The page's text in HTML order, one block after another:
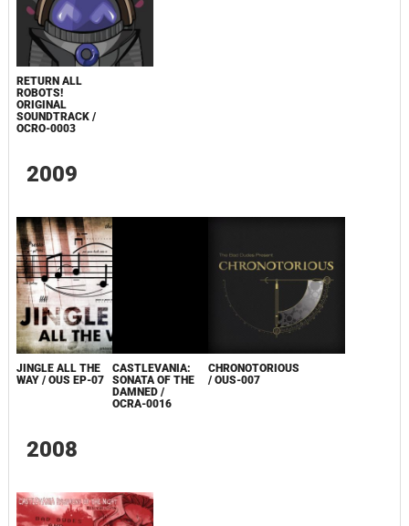
RETURN ALL
ROBOTS!
ORIGINAL
SOUNDTRACK /
OCRO-0003
2009
JINGLE ALL THE
WAY / OUS EP-07
CASTLEVANIA:
SONATA OF THE
DAMNED /
OCRA-0016
CHRONOTORIOUS
/ OUS-007
2008